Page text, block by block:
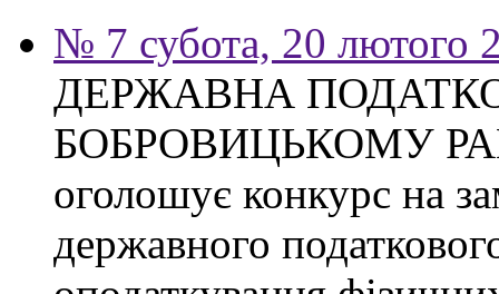
№ 7 субота, 20 лютого
ДЕРЖАВНА
БОБРОВИЦЬКОМУ
оголошує конкурс на
державного